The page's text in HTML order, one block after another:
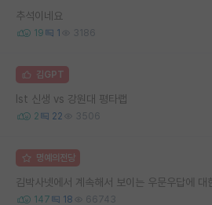
추석이네요
19 1 3186
김GPT
Ist 신생 vs 강원대 평타랩
2 22 3506
명예의전당
김박사넷에서 계속해서 보이는 우문우답에 대
147 18 66743